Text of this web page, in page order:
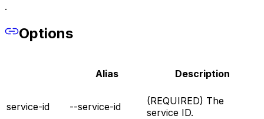
.
Options
Alias Description
service-id --service-id
(REQUIRED) The
service ID.